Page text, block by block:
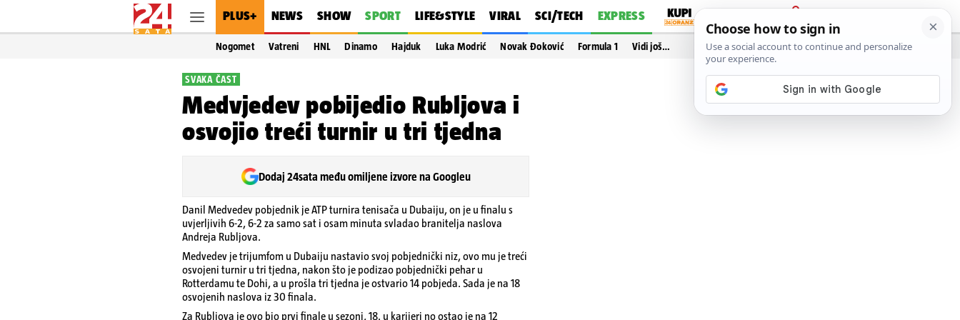
PLUS+ NEWS SHOW SPORT LIFE&STYLE VIRAL SCI/TECH EXPRESS
PRIJAVA
Nogomet Vatreni HNL Dinamo Hajduk Luka Modrić Novak Đoković Formula 1 Vidi još…
SVAKA ČAST
Medvjedev pobijedio Rubljova i
osvojio treći turnir u tri tjedna
Dodaj 24sata među omiljene izvore na Googleu
Danil Medvedev pobjednik je ATP turnira tenisača u Dubaiju, on je u finalu s
uvjerljivih 6-2, 6-2 za samo sat i osam minuta svladao branitelja naslova
Andreja Rubljova.
Medvedev je trijumfom u Dubaiju nastavio svoj pobjednički niz, ovo mu je treći
osvojeni turnir u tri tjedna, nakon što je podizao pobjednički pehar u
Rotterdamu te Dohi, a u prošla tri tjedna je ostvario 14 pobjeda. Sada je na 18
osvojenih naslova iz 30 finala.
Za Rubljova je ovo bio prvi finale u sezoni, 18. u karijeri no ostao je na 12